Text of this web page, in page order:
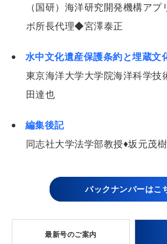
（国研）海洋研究開発機構ア
ボ所長代理◆宮澤泰正
水中文化遺産保護条約と埋蔵文
東京海洋大学大学院海洋科学
田達也
編集後記
同志社大学法学部教授♦坂元茂樹
バックナンバーはこ
最新号のご案内